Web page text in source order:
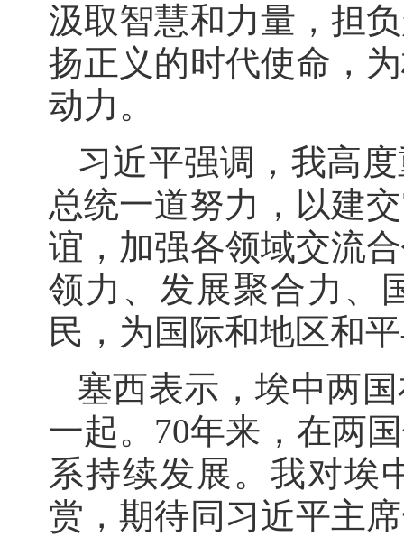
汲取智慧和力量，担
扬正义的时代使命，
动力。
习近平强调，我高
总统一道努力，以建
谊，加强各领域交流
领力、发展聚合力、
民，为国际和地区和
塞西表示，埃中两
一起。70年来，在两
系持续发展。我对埃
赏，期待同习近平主